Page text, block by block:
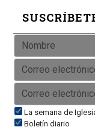
La semana de
Boletín diario